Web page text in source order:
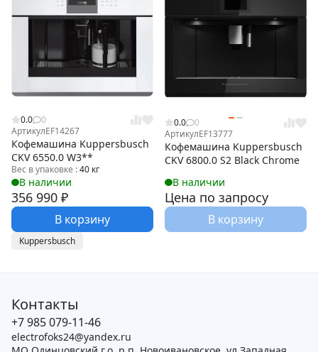
0.0
0
АртикулEF14267
Кофемашина Kuppersbusch
CKV 6550.0 W3**
Вес в упаковке :40 кг
В наличии
356 990 ₽
В корзину
0.0
0
АртикулEF13777
Кофемашина Kuppersbusch
CKV 6800.0 S2 Black Chrome
В наличии
Цена по запросу
В корзину
Kuppersbusch
Контакты
+7 985 079-11-46
electrofoks24@yandex.ru